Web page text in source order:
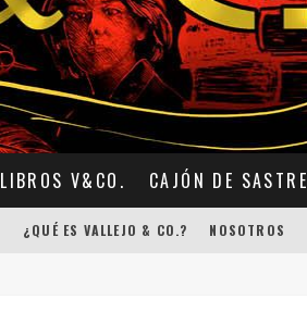
LIBROS V&CO. CAJÓN DE SASTRE
¿QUÉ ES VALLEJO & CO.? NOSOTROS